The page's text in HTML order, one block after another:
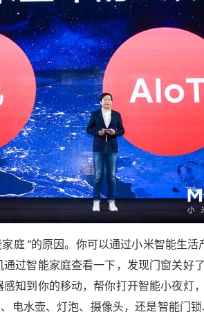
庭 “的原因。你可以通过小米智能生
过智能家庭查看一下，发现门窗关好
知到你的移动，帮你打开智能小夜灯
电水壶、灯泡、摄像头，还是智能门
Nancy @ 鹰视界
2 元 5 元